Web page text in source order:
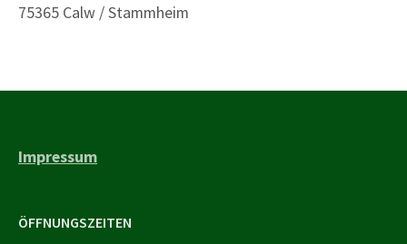
75365 Calw / Stammheim
Impressum
ÖFFNUNGSZEITEN